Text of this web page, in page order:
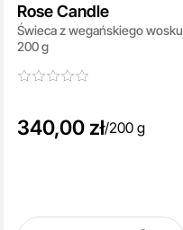
Rose Candle
Świeca z wegańskiego wosku
200 g
340,00 zł/200 g